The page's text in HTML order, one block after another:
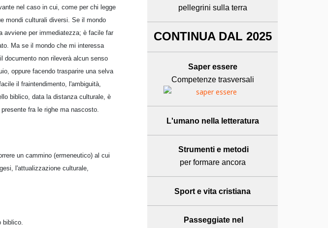
nel caso in cui, come per chi legge
mondi culturali diversi. Se il mondo
avviene per immediatezza; è facile far
Ma se il mondo che mi interessa
documento non rileverà alcun senso
oppure facendo trasparire una selva
il fraintendimento, l'ambiguità,
biblico, data la distanza culturale, è
fra le righe ma nascosto.
un cammino (ermeneutico) al cui
l'attualizzazione culturale,
biblico.
pellegrini sulla terra
CONTINUA DAL 2025
Saper essere
Competenze trasversali
L'umanonella letteratura
Strumenti e metodi
per formare ancora
Sport e vita cristiana
Passeggiate nel